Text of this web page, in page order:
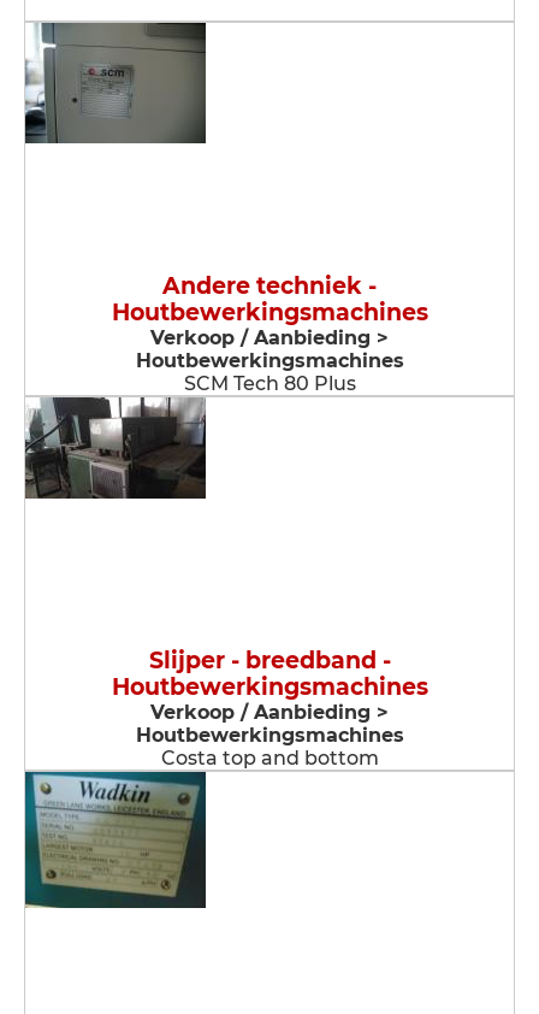
Andere techniek -
Houtbewerkingsmachines
Verkoop / Aanbieding >
Houtbewerkingsmachines
SCM Tech 80 Plus
Slijper - breedband -
Houtbewerkingsmachines
Verkoop / Aanbieding >
Houtbewerkingsmachines
Costa top and bottom